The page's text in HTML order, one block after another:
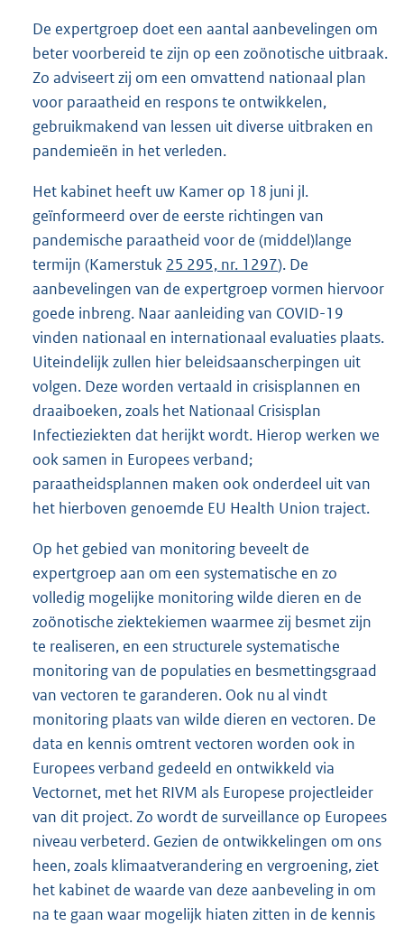
De expertgroep doet een aantal aanbevelingen om
beter voorbereid te zijn op een zoönotische uitbraak.
Zo adviseert zij om een omvattend nationaal plan
voor paraatheid en respons te ontwikkelen,
gebruikmakend van lessen uit diverse uitbraken en
pandemieën in het verleden.
Het kabinet heeft uw Kamer op 18 juni jl.
geïnformeerd over de eerste richtingen van
pandemische paraatheid voor de (middel)lange
termijn (Kamerstuk 25 295, nr. 1297). De
aanbevelingen van de expertgroep vormen hiervoor
goede inbreng. Naar aanleiding van COVID-19
vinden nationaal en internationaal evaluaties plaats.
Uiteindelijk zullen hier beleidsaanscherpingen uit
volgen. Deze worden vertaald in crisisplannen en
draaiboeken, zoals het Nationaal Crisisplan
Infectieziekten dat herijkt wordt. Hierop werken we
ook samen in Europees verband;
paraatheidsplannen maken ook onderdeel uit van
het hierboven genoemde EU Health Union traject.
Op het gebied van monitoring beveelt de
expertgroep aan om een systematische en zo
volledig mogelijke monitoring wilde dieren en de
zoönotische ziektekiemen waarmee zij besmet zijn
te realiseren, en een structurele systematische
monitoring van de populaties en besmettingsgraad
van vectoren te garanderen. Ook nu al vindt
monitoring plaats van wilde dieren en vectoren. De
data en kennis omtrent vectoren worden ook in
Europees verband gedeeld en ontwikkeld via
Vectornet, met het RIVM als Europese projectleider
van dit project. Zo wordt de surveillance op Europees
niveau verbeterd. Gezien de ontwikkelingen om ons
heen, zoals klimaatverandering en vergroening, ziet
het kabinet de waarde van deze aanbeveling in om
na te gaan waar mogelijk hiaten zitten in de kennis